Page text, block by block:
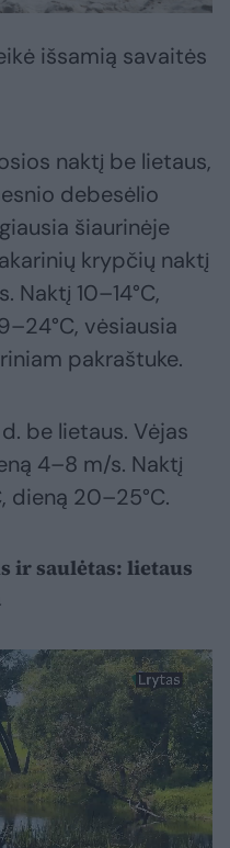
išsamią savaitės
naktį be lietaus,
debesėlio
šiaurinėje
krypčių naktį
Naktį 10–14°C,
vėsiausia
pakraštuke.
be lietaus. Vėjas
4–8 m/s. Naktį
dieną 20–25°C.
ir saulėtas: lietaus